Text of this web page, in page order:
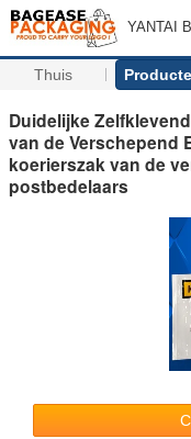
YANTAI
Thuis
Duidelijke
van de Verschepend
koerierszak van de
postbedelaars